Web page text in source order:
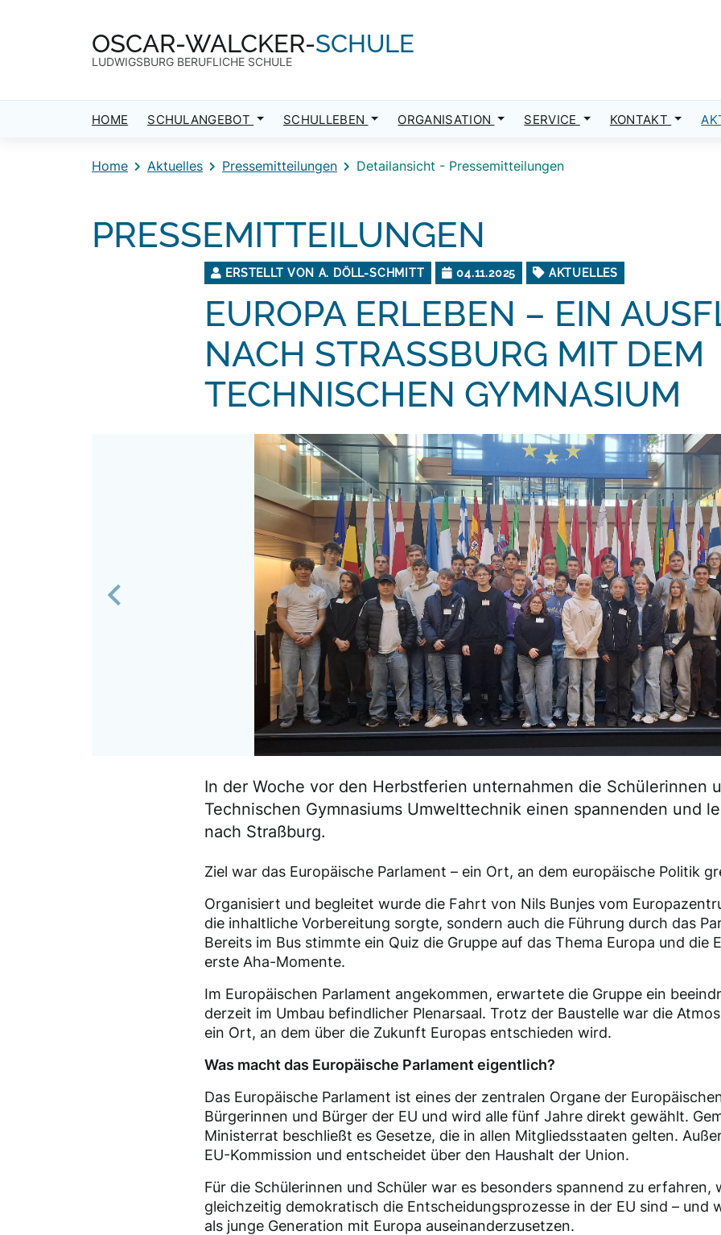
OSCAR-WALCKER-SCHULE
LUDWIGSBURG BERUFLICHE SCHULE
HOME SCHULANGEBOT SCHULLEBEN ORGANISATION SERVICE KONTAKT
Home Aktuelles Pressemitteilungen Detailansicht - Pressemitteilungen
PRESSEMITTEILUNGEN
ERSTELLT VON A. DÖLL-SCHMITT 04.11.2025 AKTUELLES
EUROPA ERLEBEN – EIN
NACH STRASSBURG MIT DEM T
ECHNISCHEN GYMNASIUM
Previous
In der Woche vor den Herbstferien unternahmen die Schülerinnen
Technischen Gymnasiums Umwelttechnik einen spannenden und
nach Straßburg.
Ziel war das Europäische Parlament – ein Ort, an dem europäische Politik
Organisiert und begleitet wurde die Fahrt von Nils Bunjes vom
die inhaltliche Vorbereitung sorgte, sondern auch die Führung durch das
Bereits im Bus stimmte ein Quiz die Gruppe auf das Thema Europa und die
erste Aha-Momente.
Im Europäischen Parlament angekommen, erwartete die Gruppe ein
derzeit im Umbau befindlicher Plenarsaal. Trotz der Baustelle war die
ein Ort, an dem über die Zukunft Europas entschieden wird.
Was macht das Europäische Parlament eigentlich?
Das Europäische Parlament ist eines der zentralen Organe der
Bürgerinnen und Bürger der EU und wird alle fünf Jahre direkt gewählt.
Ministerrat beschließt es Gesetze, die in allen Mitgliedsstaaten gelten.
EU-Kommission und entscheidet über den Haushalt der Union.
Für die Schülerinnen und Schüler war es besonders spannend zu erfahren,
gleichzeitig demokratisch die Entscheidungsprozesse in der EU sind – und
als junge Generation mit Europa auseinanderzusetzen.